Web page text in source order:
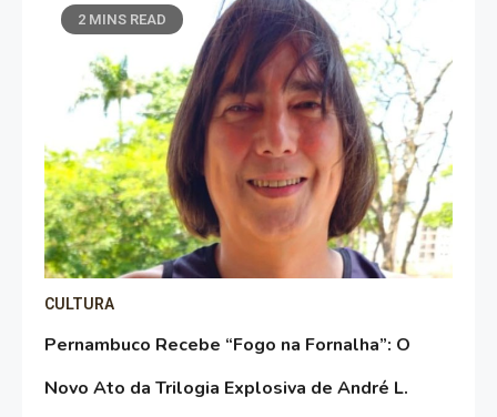
2 MINS READ
CULTURA
Pernambuco Recebe “Fogo na Fornalha”: O
Novo Ato da Trilogia Explosiva de André L.